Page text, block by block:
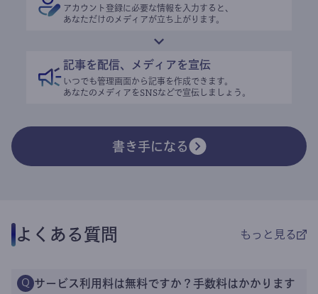
アカウント登録に必要な情報を入力すると、
あなただけのメディアが立ち上がります。
記事を配信、メディアを宣伝
いつでも管理画面から記事を作成できます。
あなたのメディアをSNSなどで宣伝しましょう。
書き手になる
よくある質問 もっと見る
Q サービス利用料は無料ですか？手数料はかかります